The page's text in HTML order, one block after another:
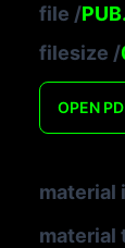
file /
filesize /
OPEN
material
material